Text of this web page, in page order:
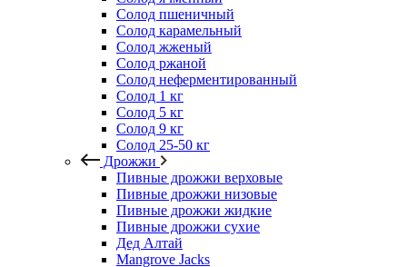
Солод пшеничный
Солод карамельный
Солод жженый
Солод ржаной
Солод неферментированный
Солод 1 кг
Солод 5 кг
Солод 9 кг
Солод 25-50 кг
Дрожжи
Пивные дрожжи верховые
Пивные дрожжи низовые
Пивные дрожжи жидкие
Пивные дрожжи сухие
Дед Алтай
Mangrove Jacks